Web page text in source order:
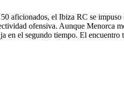
aficionados, el Ibiza RC se
ofensiva. Aunque Menorca
en el segundo tiempo. El